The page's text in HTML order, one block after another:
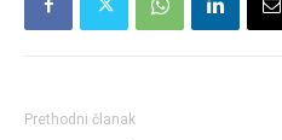
Prethodni članak